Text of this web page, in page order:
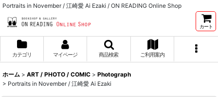
Portraits in November / 江崎愛 Ai Ezaki / ON READING Online Shop
カート
カテゴリ マイページ 商品検索 ご利用案内
ホーム > ART / PHOTO / COMIC > Photograph
> Portraits in November / 江崎愛 Ai Ezaki